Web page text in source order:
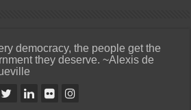
democracy, the people get the
they deserve. ~Alexis de